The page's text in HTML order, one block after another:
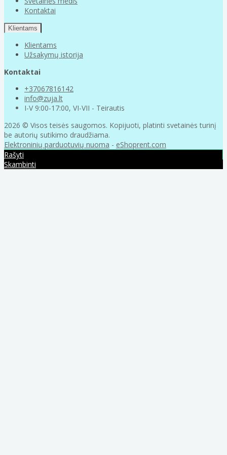
Kontaktai
Klientams
Klientams
Užsakymų istorija
Kontaktai
+37067816142
info@zuja.lt
I-V 9:00-17:00, VI-VII - Teirautis
2026 © Visos teisės saugomos. Kopijuoti, platinti svetainės turinį
be autorių sutikimo draudžiama.
Elektroninių parduotuvių nuoma - eShoprent.com
Rašyti
Skambinti